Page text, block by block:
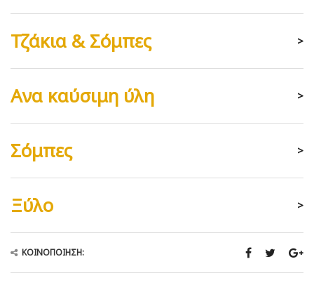
Τζάκια & Σόμπες >
Ανα καύσιμη ύλη >
Σόμπες >
Ξύλο >
ΚΟΙΝΟΠΟΊΗΣΗ: